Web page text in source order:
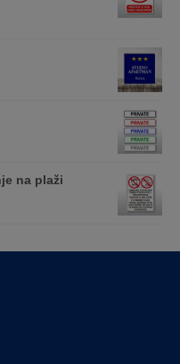
na plaži